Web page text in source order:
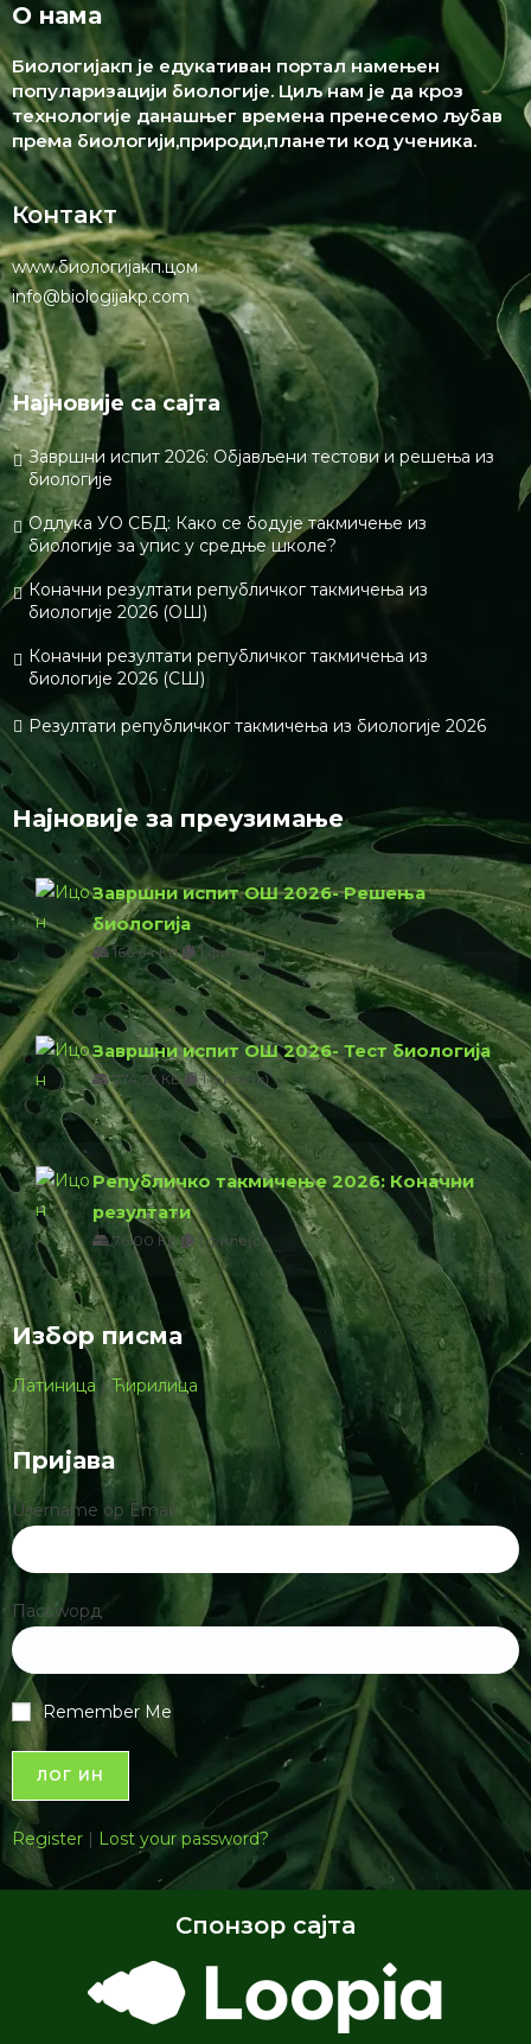
О нама
Биологијакп је едукативан портал намењен
популаризацији биологије. Циљ нам је да кроз
технологије данашњег времена пренесемо љубав
према биологији,природи,планети код ученика.
Контакт
www.биологијакп.цом
info@biologijakp.com
Најновије са сајта
Завршни испит 2026: Објављени тестови и решења из
биологије
Одлука УО СБД: Како се бодује такмичење из
биологије за упис у средње школе?
Коначни резултати републичког такмичења из
биологије 2026 (ОШ)
Коначни резултати републичког такмичења из
биологије 2026 (СШ)
Резултати републичког такмичења из биологије 2026
Најновије за преузимање
Завршни испит ОШ 2026- Решења
биологија
166.64 КБ 1 филе(с)
Завршни испит ОШ 2026- Тест биологија
774.23 КБ 1 филе(с)
Републичко такмичење 2026: Коначни
резултати
76.00 КБ 1 филе(с)
Избор писма
Латиница |Ћирилица
Пријава
Username ор Email
Пассwорд
Remember Me
Register | Lost your password?
Спонзор сајта